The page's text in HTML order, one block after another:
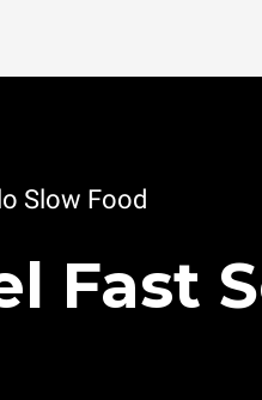
Slow Food
Fast